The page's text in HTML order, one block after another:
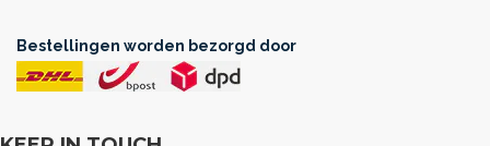
Bestellingen worden bezorgd door